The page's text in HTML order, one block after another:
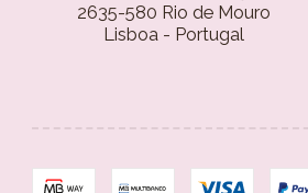
2635-580 Rio de Mouro
Lisboa - Portugal